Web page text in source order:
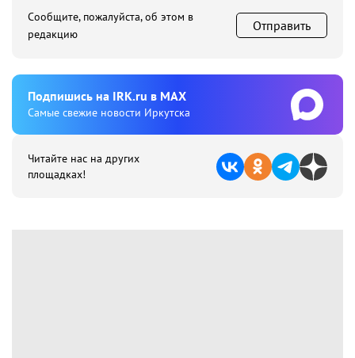
Сообщите, пожалуйста, об этом в
редакцию
Отправить
Подпишиcь на IRK.ru в MAX
Cамые свежие новости Иркутска
Читайте нас на других
площадках!